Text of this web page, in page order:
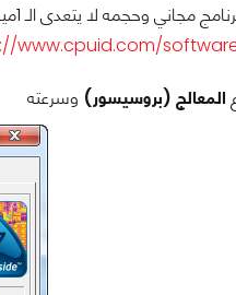
يتعدى الـ 1ميجا بايت مجاناً من موقع الشركة من خلال هذا الرابط:
www.cpuid.com/
المعالج (بروسيسور) وسرعته